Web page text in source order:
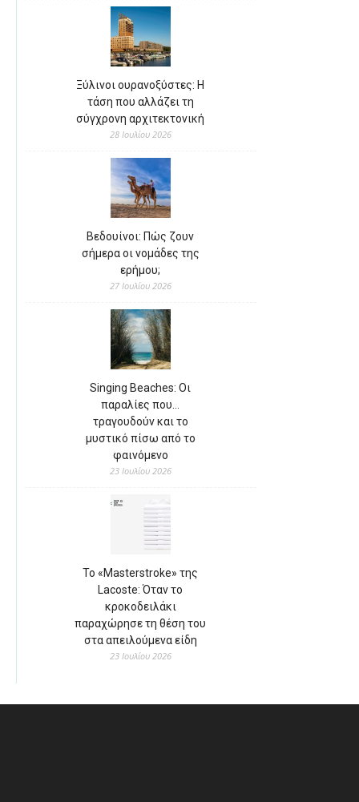
Ξύλινοι ουρανοξύστες: Η
τάση που αλλάζει τη
σύγχρονη αρχιτεκτονική
28 Ιουλίου 2026
Βεδουίνοι: Πώς ζουν
σήμερα οι νομάδες της
ερήμου;
27 Ιουλίου 2026
Singing Beaches: Οι
παραλίες που…
τραγουδούν και το
μυστικό πίσω από το
φαινόμενο
23 Ιουλίου 2026
Το «Masterstroke» της
Lacoste: Όταν το
κροκοδειλάκι
παραχώρησε τη θέση του
στα απειλούμενα είδη
23 Ιουλίου 2026